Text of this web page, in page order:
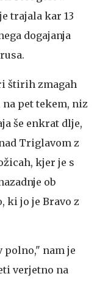
trajala kar 13
dogajanja
štirih zmagah
pet tekem, niz
še enkrat dlje,
Triglavom z
kjer je s
ob
ki jo je Bravo z
polno," nam je
verjetno na